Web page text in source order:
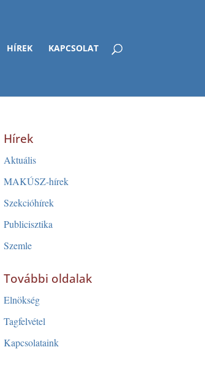
HÍREK KAPCSOLAT
Hírek
Aktuális
MAKÚSZ-hírek
Szekcióhírek
Publicisztika
Szemle
További oldalak
Elnökség
Tagfelvétel
Kapcsolataink